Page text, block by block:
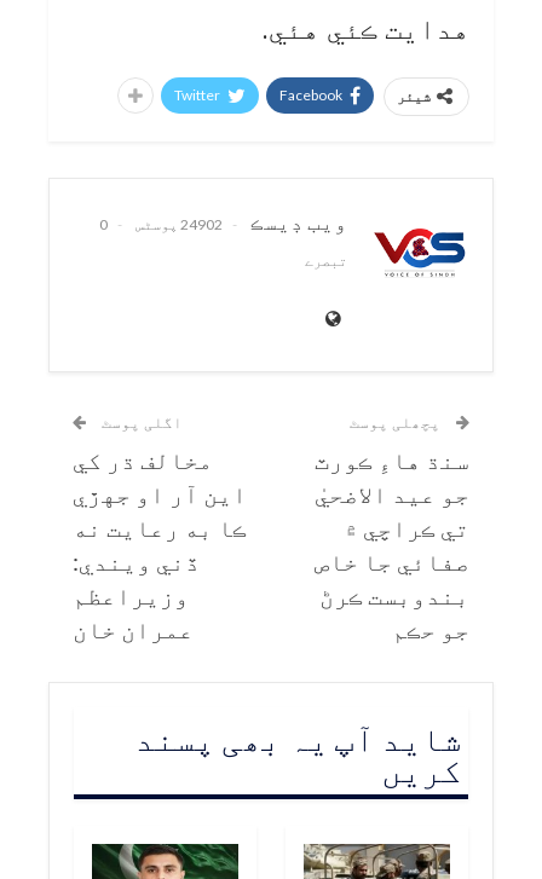
هدايت ڪئي هئي.
شیئر Facebook
Twitter
ويب ڊيسڪ 24902 پوسٹس
0
تبصرے
پچھلی پوسٹ
سنڌ هاءِ ڪورٽ
جو عيد الاضحيٰ
تي ڪراچي ۾
صفائي جا خاص
بندوبست ڪرڻ
جو حڪم
اگلی پوسٹ
مخالف ڌر کي
اين آر او جهڙي
ڪا به رعايت نه
ڏني ويندي:
وزيراعظم
عمران خان
شاید آپ یہ بھی پسند
کریں